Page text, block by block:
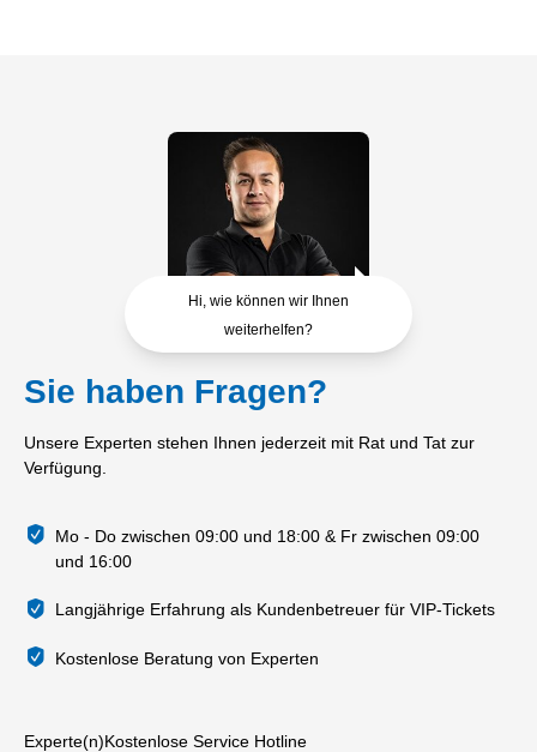
Hi, wie können wir Ihnen
weiterhelfen?
Sie haben Fragen?
Unsere Experten stehen Ihnen jederzeit mit Rat und Tat zur
Verfügung.
Mo - Do zwischen 09:00 und 18:00 & Fr zwischen 09:00
und 16:00
Langjährige Erfahrung als Kundenbetreuer für VIP-Tickets
Kostenlose Beratung von Experten
Experte(n)Kostenlose Service Hotline